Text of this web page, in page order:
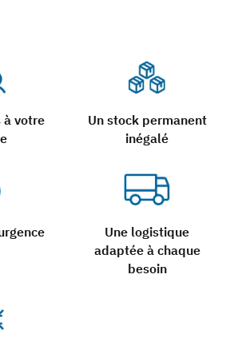
à votre
Un stock permanent
inégalé
Une logistique
adaptée à chaque
besoin